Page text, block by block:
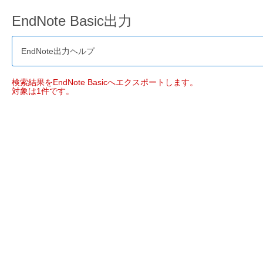
EndNote Basic出力
EndNote出力ヘルプ
検索結果をEndNote Basicへエクスポートします。
対象は1件です。